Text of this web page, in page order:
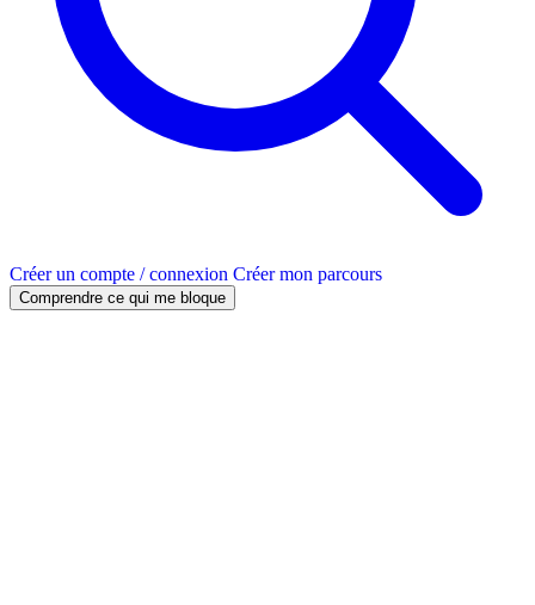
Créer un compte / connexion Créer mon parcours
Comprendre ce qui me bloque